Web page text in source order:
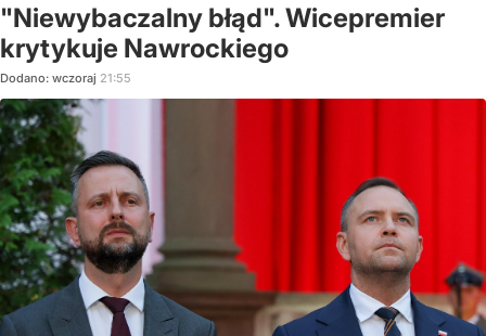
"Niewybaczalny błąd". Wicepremier
krytykuje Nawrockiego
Dodano: wczoraj 21:55